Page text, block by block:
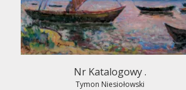
Nr Katalogowy .
Tymon Niesiołowski